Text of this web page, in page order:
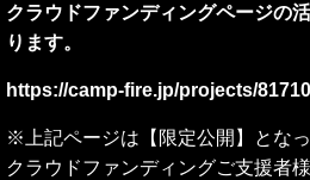
クラウドファンディングページの
ります。
https://camp-fire.jp/projects/
※上記ページは【限定公開】となっ
クラウドファンディングご支援者